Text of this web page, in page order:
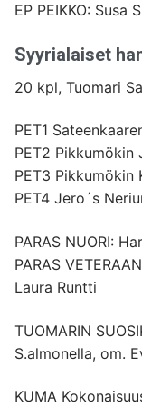
EP PEIKKO: Susa
Syyrialaiset
20 kpl, Tuomari
PET1
PET2 Pikkumökin
PET3 Pikkumökin
PET4 Jero´s
PARAS NUORI:
PARAS
Laura Runtti
TUOMARIN
S.almonella, om.
KUMA